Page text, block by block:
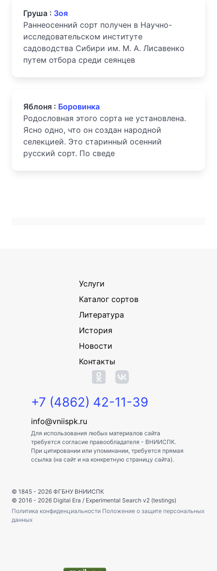
Груша : Зоя
Раннеосенний сорт получен в Научно-
исследовательском институте
садоводства Сибири им. М. А. Лисавенко
путем отбора среди сеянцев
Яблоня : Боровинка
Родословная этого сорта не установлена.
Ясно одно, что он создан народной
селекцией. Это старинный осенний
русский сорт. По сведе
Услуги
Каталог сортов
Литература
История
Новости
Контакты
+7 (4862) 42-11-39
info@vniispk.ru
Для использования любых материалов сайта
требуется согласие правообладателя - ВНИИСПК.
При цитировании или упоминании, требуется прямая
ссылка (на сайт и на конкретную страницу сайта).
© 1845 - 2026 ФГБНУ ВНИИСПК
© 2016 - 2026 Digital Era / Experimental Search v2 (testings)
Политика конфиденциальности Положение о защите персональных
данных